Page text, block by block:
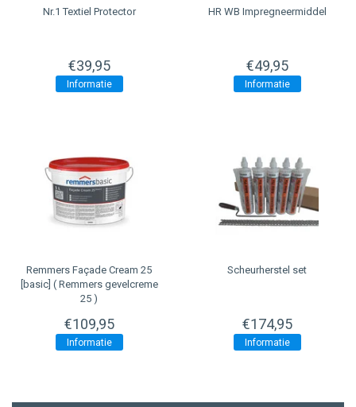
Nr.1 Textiel Protector
€39,95
Informatie
HR WB Impregneermiddel
€49,95
Informatie
Remmers Façade Cream 25
[basic] ( Remmers gevelcreme
25 )
€109,95
Informatie
Scheurherstel set
€174,95
Informatie